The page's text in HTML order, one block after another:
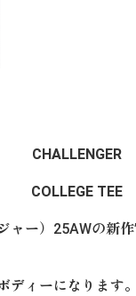
CHALLENGER
COLLEGE TEE
ャー）25AWの新作
ディーになります。